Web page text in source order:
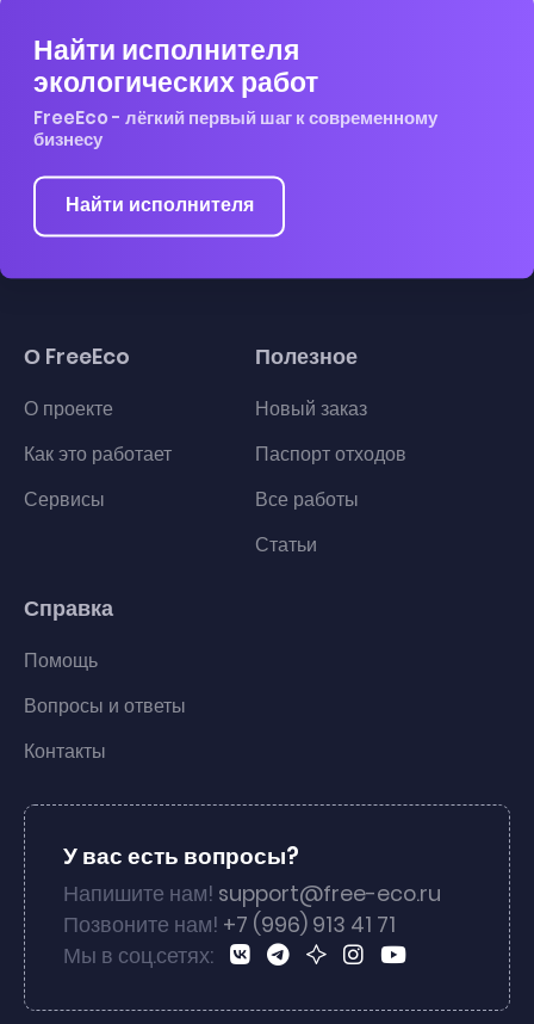
Найти исполнителя
экологических работ
FreeEco - лёгкий первый шаг к современному
бизнесу
Найти исполнителя
О FreeEco
О проекте
Как это работает
Сервисы
Полезное
Новый заказ
Паспорт отходов
Все работы
Статьи
Справка
Помощь
Вопросы и ответы
Контакты
У вас есть вопросы?
Напишите нам! support@free-eco.ru
Позвоните нам! +7 (996) 913 41 71
Мы в соц.сетях: